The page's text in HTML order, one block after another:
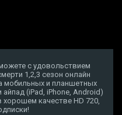
с удовольствием
1,2,3 сезон онлайн
мобильных и планшетных
(iPad, iPhone, Android)
хорошем качестве HD 720,